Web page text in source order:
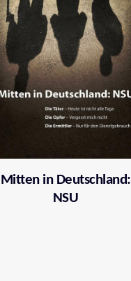
Mitten in Deutschland:
NSU